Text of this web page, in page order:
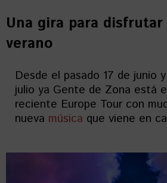
Una gira para disfrutar
verano
Desde el pasado 17 de junio
julio ya Gente de Zona está
reciente Europe Tour con
nueva música que viene en